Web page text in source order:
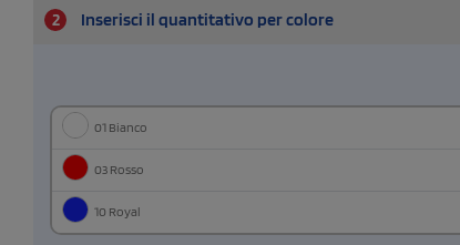
2 Inserisci il quantitativo per colore
01 Bianco
03 Rosso
10 Royal